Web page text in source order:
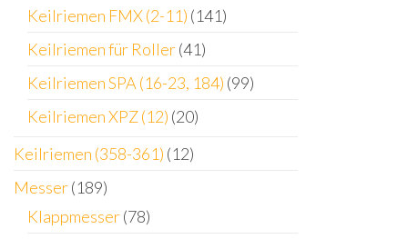
Keilriemen FMX (2-11) (141)
Keilriemen für Roller(41)
Keilriemen SPA (16-23, 184) (99)
Keilriemen XPZ (12) (20)
Keilriemen (358-361) (12)
Messer(189)
Klappmesser(78)